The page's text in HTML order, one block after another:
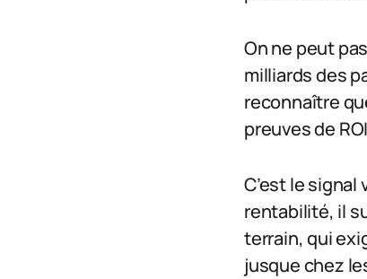
On ne peut
milliards des
reconnaître
preuves de
C’est le
rentabilité, il
terrain, qui
jusque chez